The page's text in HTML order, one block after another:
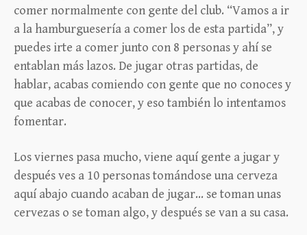
comer normalmente con gente del club. “Vamos a ir
a la hamburguesería a comer los de esta partida”, y
puedes irte a comer junto con 8 personas y ahí se
entablan más lazos. De jugar otras partidas, de
hablar, acabas comiendo con gente que no conoces y
que acabas de conocer, y eso también lo intentamos
fomentar.
Los viernes pasa mucho, viene aquí gente a jugar y
después ves a 10 personas tomándose una cerveza
aquí abajo cuando acaban de jugar… se toman unas
cervezas o se toman algo, y después se van a su casa.